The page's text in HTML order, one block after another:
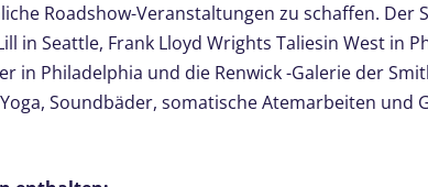
Roadshow-Veranstaltungen zu schaffen. Der
in Seattle, Frank Lloyd Wrights Taliesin West in
in Philadelphia und die Renwick -Galerie der
Soundbäder, somatische Atemarbeiten